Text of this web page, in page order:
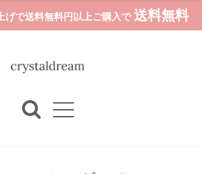
げで送料無料円以上ご購入で 送料無料